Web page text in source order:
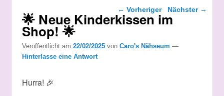
Beitragsnavigation
← Vorheriger Nächster →
🌟 Neue Kinderkissen im
Shop! 🌟
Veröffentlicht am 22/02/2025 von Caro's Nähseum —
Hinterlasse eine Antwort
Hurra! 🎉